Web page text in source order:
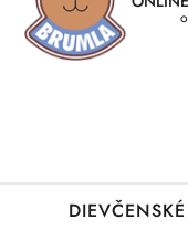
Kedy a ako dostanem
DIEVČENSKÉ